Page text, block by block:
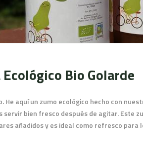
Bio Golarde
He aquí un zumo ecológico hecho con
servir bien fresco después de agitar. Este
añadidos y es ideal como refresco para